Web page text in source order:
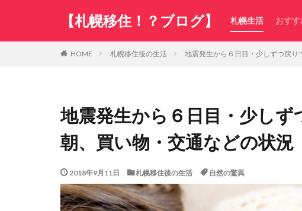
【札幌移住！？ブログ】 札幌生活 おすす
HOME 札幌移住後の生活 地震発生から６日目・少しずつ戻
地震発生から６日目・少し
朝、買い物・交通などの状況
2018年9月11日 札幌移住後の生活 自然の驚異